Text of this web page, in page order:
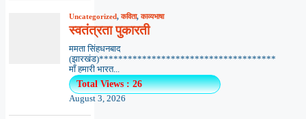
Uncategorized,कविता,काव्यभाषा
स्वतंत्रता पुकारती
ममता सिंहधनबाद
(झारखंड)*************************************
माँ हमारी भारत...
Total Views : 26
August 3, 2026